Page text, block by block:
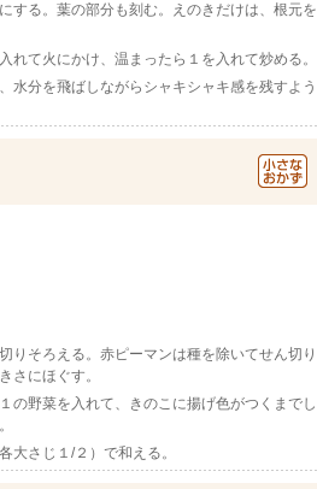
する。葉の部分も刻む。えのきだけは、根元を
れて火にかけ、温まったら１を入れて炒める。
水分を飛ばしながらシャキシャキ感を残すよう
りそろえる。赤ピーマンは種を除いてせん切り
さにほぐす。
の野菜を入れて、きのこに揚げ色がつくまでし
大さじ１/２）で和える。